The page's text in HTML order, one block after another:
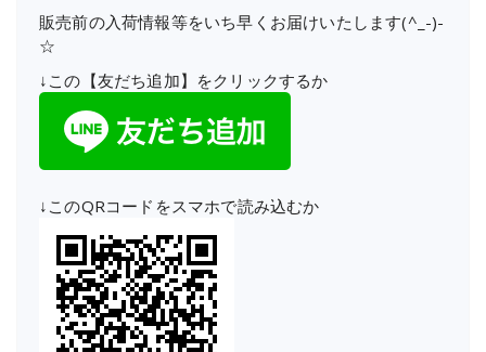
販売前の入荷情報等をいち早くお届けいたします(^_-)-
☆
↓この【友だち追加】をクリックするか
↓このQRコードをスマホで読み込むか